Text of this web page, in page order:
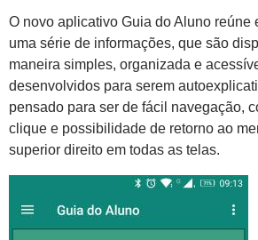
O novo aplicativo Guia do Aluno reúne
uma série de informações, que são
maneira simples, organizada e
desenvolvidos para serem
pensado para ser de fácil navegação,
clique e possibilidade de retorno ao
superior direito em todas as telas.